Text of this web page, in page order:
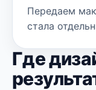
Передаем
стала
Где